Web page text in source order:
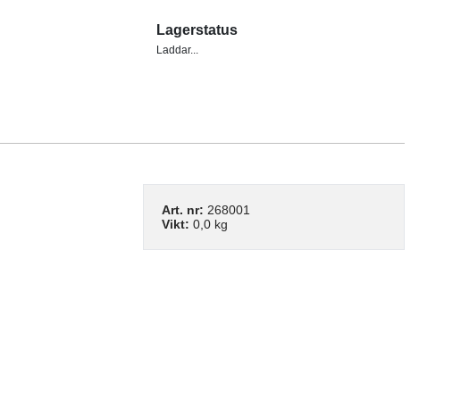
Lagerstatus
Laddar...
Art. nr: 268001
Vikt: 0,0 kg